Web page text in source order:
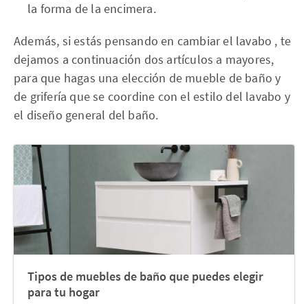
la forma de la encimera.
Además, si estás pensando en cambiar el lavabo , te
dejamos a continuación dos artículos a mayores,
para que hagas una elección de mueble de baño y
de grifería que se coordine con el estilo del lavabo y
el diseño general del baño.
Tipos de muebles de baño que puedes elegir
para tu hogar